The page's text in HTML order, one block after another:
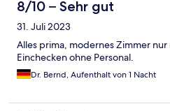
8/10 – Sehr gut
31. Juli 2023
Alles prima, modernes Zimmer
Einchecken ohne Personal.
Dr. Bernd, Aufenthalt von 1 Nacht